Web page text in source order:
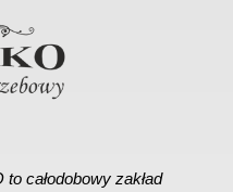
całodobowy zakład